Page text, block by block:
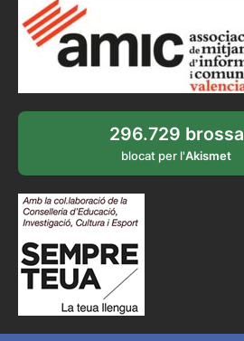
296.729 brossa
blocat per l'Akismet